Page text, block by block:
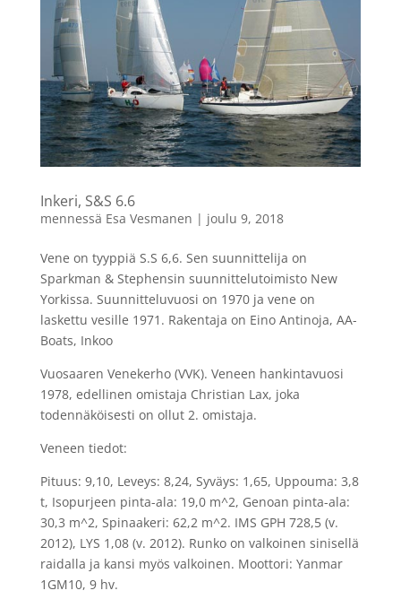
Inkeri, S&S 6.6
mennessä Esa Vesmanen | joulu 9, 2018
Vene on tyyppiä S.S 6,6. Sen suunnittelija on
Sparkman & Stephensin suunnittelutoimisto New
Yorkissa. Suunnitteluvuosi on 1970 ja vene on
laskettu vesille 1971. Rakentaja on Eino Antinoja, AA-
Boats, Inkoo
Vuosaaren Venekerho (VVK). Veneen hankintavuosi
1978, edellinen omistaja Christian Lax, joka
todennäköisesti on ollut 2. omistaja.
Veneen tiedot:
Pituus: 9,10, Leveys: 8,24, Syväys: 1,65, Uppouma: 3,8
t, Isopurjeen pinta-ala: 19,0 m^2, Genoan pinta-ala:
30,3 m^2, Spinaakeri: 62,2 m^2. IMS GPH 728,5 (v.
2012), LYS 1,08 (v. 2012). Runko on valkoinen sinisellä
raidalla ja kansi myös valkoinen. Moottori: Yanmar
1GM10, 9 hv.